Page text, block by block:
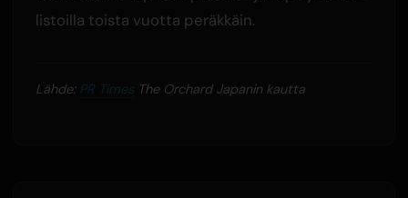
listoilla toista vuotta peräkkäin.
Lähde: PR TimesThe Orchard Japanin kautta